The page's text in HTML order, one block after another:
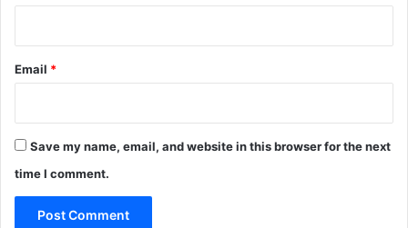
Email *
Save my name, email, and website in this browser for the next
time I comment.